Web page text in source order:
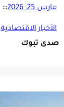
مارس 25, 2026 ::
الأخبار الاقتصادية
صدى تبوك